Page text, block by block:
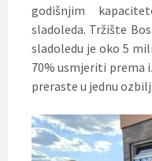
godišnjim
sladoleda. Tržište
sladoledu je oko 5
70% usmjeriti prema
preraste u jednu